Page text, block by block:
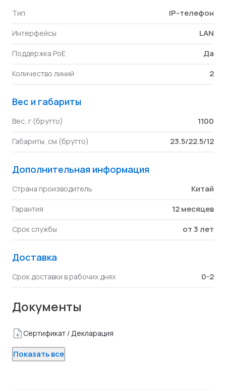
Тип IP-телефон
Интерфейсы LAN
Поддержка PoE Да
Количество линий 2
Вес и габариты
Вес, г (брутто) 1100
Габариты, см (брутто) 23.5/22.5/12
Дополнительная информация
Страна производитель Китай
Гарантия 12 месяцев
Срок службы от 3 лет
Доставка
Срок доставки в рабочих днях 0-2
Документы
Сертификат / Декларация
Показать все